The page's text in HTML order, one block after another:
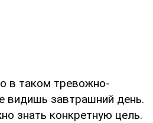
в таком тревожно-
видишь завтрашний день.
знать конкретную цель.